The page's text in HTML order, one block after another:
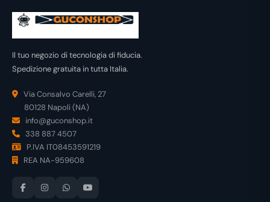
Il tuo negozio di tecnologia di fiducia.
Spedizione gratuita in tutta Italia.
Via Consalvo Carelli, 27
80128 Napoli (NA)
info@guconshop.it
338 887 4507
P.IVA IT08453591219
REA NA-959608